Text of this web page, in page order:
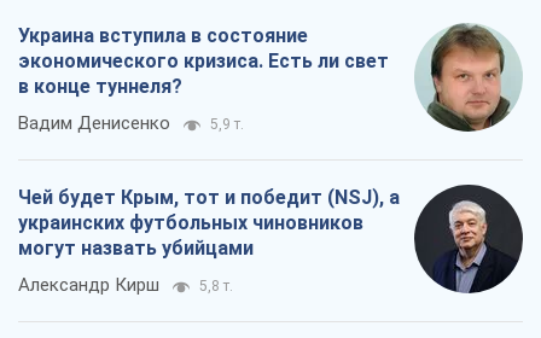
Украина вступила в состояние
экономического кризиса. Есть ли свет
в конце туннеля?
Вадим Денисенко 5,9 т.
Чей будет Крым, тот и победит (NSJ), а
украинских футбольных чиновников
могут назвать убийцами
Александр Кирш 5,8 т.